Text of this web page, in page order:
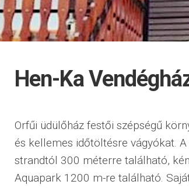
Hen-Ka
Orfűi üdülőház festői szépségű
és kellemes időtöltésre vágyókat.
strandtól 300 méterre található,
Aquapark 1200 m-re található.